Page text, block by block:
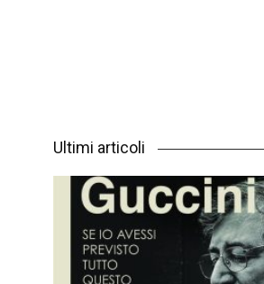
Ultimi articoli